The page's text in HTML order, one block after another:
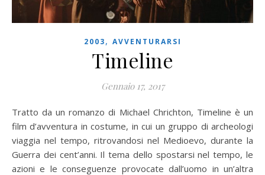
2003, AVVENTURARSI
Timeline
Gennaio 17, 2017
Tratto da un romanzo di Michael Chrichton, Timeline è un
film d’avventura in costume, in cui un gruppo di archeologi
viaggia nel tempo, ritrovandosi nel Medioevo, durante la
Guerra dei cent’anni. Il tema dello spostarsi nel tempo, le
azioni e le conseguenze provocate dall’uomo in un’altra